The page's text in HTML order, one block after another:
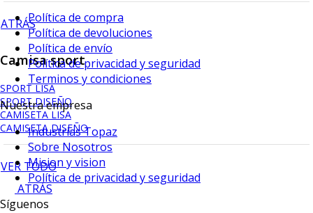
ATRÁS
Camisa sport
SPORT LISA
SPORT DISEÑO
CAMISETA LISA
CAMISETA DISEÑO
VER TODO
ATRÁS
Política de compra
Política de devoluciones
Política de envío
Política de privacidad y seguridad
Terminos y condiciones
Nuestra empresa
Industrias Topaz
Sobre Nosotros
Mision y vision
Política de privacidad y seguridad
Síguenos